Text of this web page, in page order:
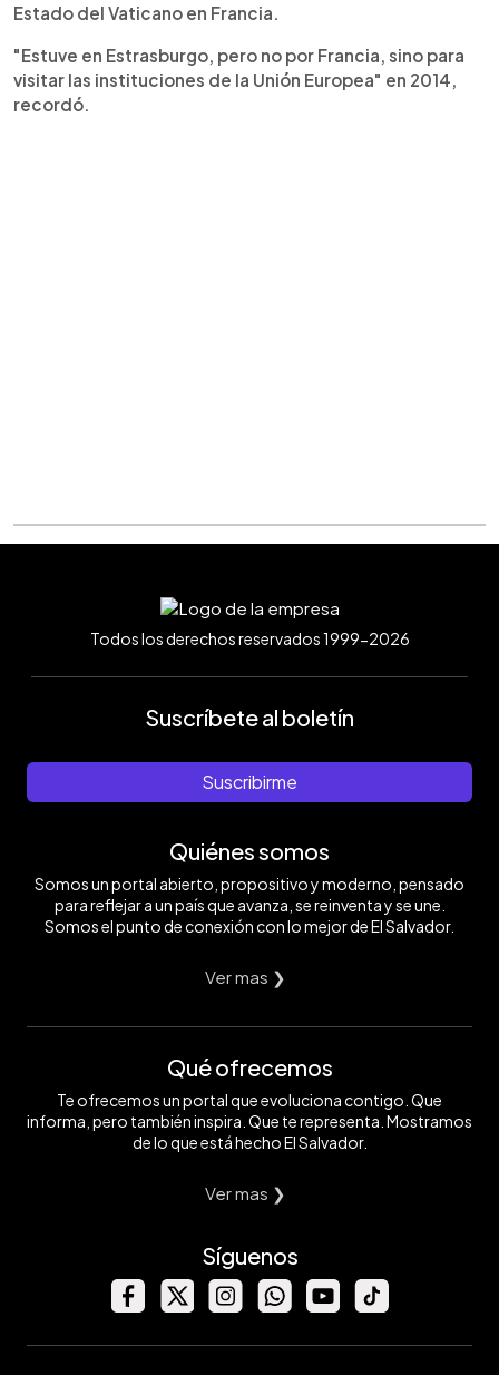
Estado del Vaticano en Francia.
"Estuve en Estrasburgo, pero no por Francia, sino para
visitar las instituciones de la Unión Europea" en 2014,
recordó.
Todos los derechos reservados 1999-2026
Suscríbete al boletín
Suscribirme
Quiénes somos
Somos un portal abierto, propositivo y moderno, pensado
para reflejar a un país que avanza, se reinventa y se une.
Somos el punto de conexión con lo mejor de El Salvador.
Ver mas ❯
Qué ofrecemos
Te ofrecemos un portal que evoluciona contigo. Que
informa, pero también inspira. Que te representa. Mostramos
de lo que está hecho El Salvador.
Ver mas ❯
Síguenos